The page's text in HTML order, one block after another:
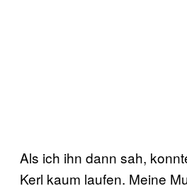
Als ich ihn dann sah,
Kerl kaum laufen. Meine